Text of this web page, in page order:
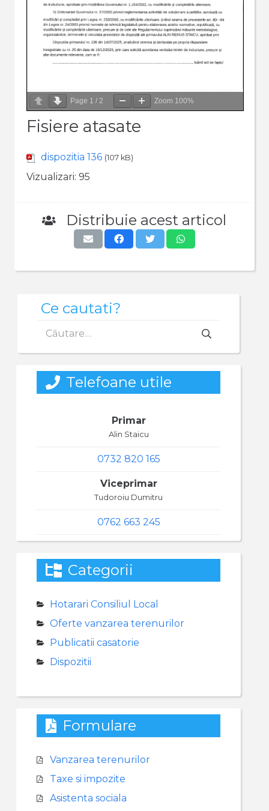
Page 1 / 2 Zoom 100%
Fisiere atasate
dispozitia 136 (107 kB)
Vizualizari: 95
Distribuie acest articol
Ce cautati?
după:
Telefoane utile
Primar
Alin Staicu
0732 820 165
Viceprimar
Tudoroiu Dumitru
0762 663 245
Categorii
Hotarari Consiliul Local
Oferte vanzarea terenurilor
Publicatii casatorie
Dispozitii
Formulare
Vanzarea terenurilor
Taxe si impozite
Asistenta sociala